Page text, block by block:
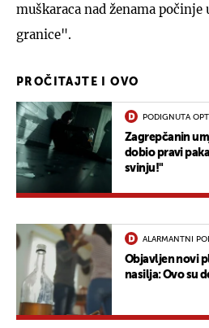
muškaraca nad ženama
granice".
PROČITAJTE I OVO
PODIGNUTA
Zagrepčanin
dobio pravi
svinju!"
ALARMANTNI
Objavljen novi
nasilja: Ovo su